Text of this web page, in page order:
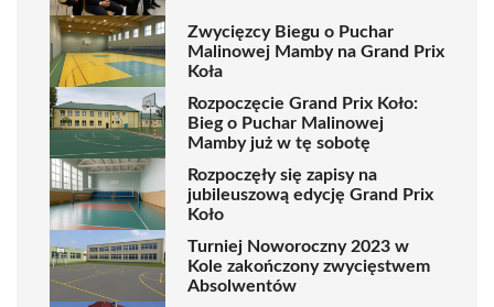
Zwycięzcy Biegu o Puchar
Malinowej Mamby na Grand Prix
Koła
Rozpoczęcie Grand Prix Koło:
Bieg o Puchar Malinowej
Mamby już w tę sobotę
Rozpoczęły się zapisy na
jubileuszową edycję Grand Prix
Koło
Turniej Noworoczny 2023 w
Kole zakończony zwycięstwem
Absolwentów